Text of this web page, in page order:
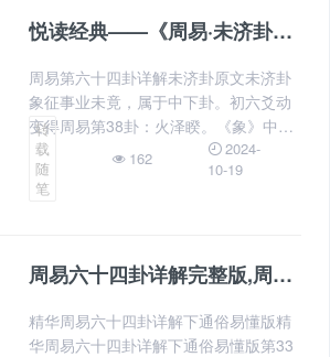
悦读经典——《周易·未济卦》详解
周易第六十四卦详解未济卦原文未济卦
象征事业未竟，属于中下卦。初六爻动
变得周易第38卦：火泽睽。《象》中这
样分析本爻：“未济，征凶”，位不当
也。九四爻动变得周易第4卦：山水蒙。
未济卦第六爻，爻辞：上九：有孚于饮
转
载
随
笔
162
2024-
10-19
周易六十四卦详解完整版,周易六十四卦详解通俗易懂版
精华周易六十四卦详解下通俗易懂版精
华周易六十四卦详解下通俗易懂版第33